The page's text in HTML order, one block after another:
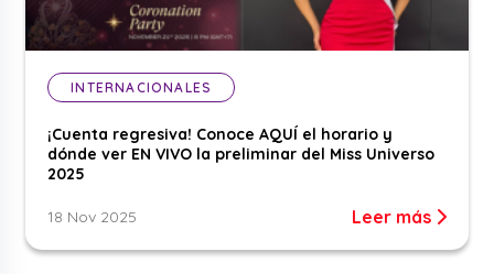
INTERNACIONALES
¡Cuenta regresiva! Conoce AQUÍ el horario y
dónde ver EN VIVO la preliminar del Miss Universo
2025
18 Nov 2025 Leer más